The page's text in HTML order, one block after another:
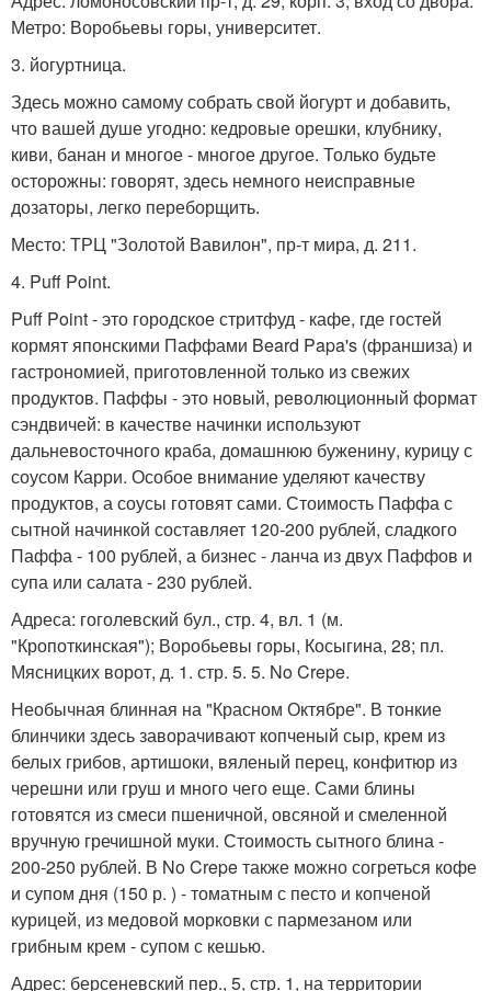
Метро: Воробьевы горы, университет.
3. йогуртница.
Здесь можно самому собрать свой йогурт и добавить,
что вашей душе угодно: кедровые орешки, клубнику,
киви, банан и многое - многое другое. Только будьте
осторожны: говорят, здесь немного неисправные
дозаторы, легко переборщить.
Место: ТРЦ "Золотой Вавилон", пр-т мира, д. 211.
4. Puff Point.
Puff Point - это городское стритфуд - кафе, где гостей
кормят японскими Паффами Beard Papa's (франшиза) и
гастрономией, приготовленной только из свежих
продуктов. Паффы - это новый, революционный формат
сэндвичей: в качестве начинки используют
дальневосточного краба, домашнюю буженину, курицу с
соусом Карри. Особое внимание уделяют качеству
продуктов, а соусы готовят сами. Стоимость Паффа с
сытной начинкой составляет 120-200 рублей, сладкого
Паффа - 100 рублей, а бизнес - ланча из двух Паффов и
супа или салата - 230 рублей.
Адреса: гоголевский бул., стр. 4, вл. 1 (м.
"Кропоткинская"); Воробьевы горы, Косыгина, 28; пл.
Мясницких ворот, д. 1. стр. 5. 5. No Crepe.
Необычная блинная на "Красном Октябре". В тонкие
блинчики здесь заворачивают копченый сыр, крем из
белых грибов, артишоки, вяленый перец, конфитюр из
черешни или груш и много чего еще. Сами блины
готовятся из смеси пшеничной, овсяной и смеленной
вручную гречишной муки. Стоимость сытного блина -
200-250 рублей. В No Crepe также можно согреться кофе
и супом дня (150 р. ) - томатным с песто и копченой
курицей, из медовой морковки с пармезаном или
грибным крем - супом с кешью.
Адрес: берсеневский пер., 5, стр. 1, на территории